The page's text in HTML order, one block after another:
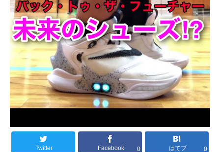
Twitter Facebook 0 はてブ 0